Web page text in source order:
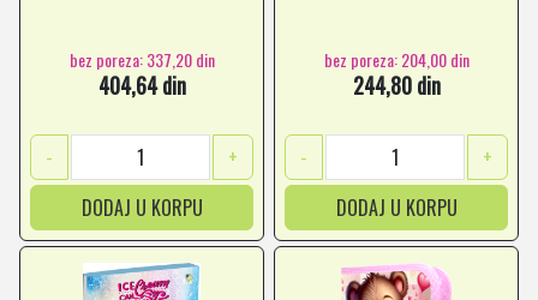
bez poreza: 337,20 din
404,64 din
-
+
DODAJ U KORPU
bez poreza: 204,00 din
244,80 din
-
+
DODAJ U KORPU